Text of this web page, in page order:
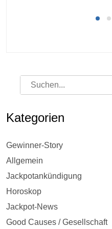
Kategorien
Gewinner-Story
Allgemein
Jackpotankündigung
Horoskop
Jackpot-News
Good Causes / Gesellschaft